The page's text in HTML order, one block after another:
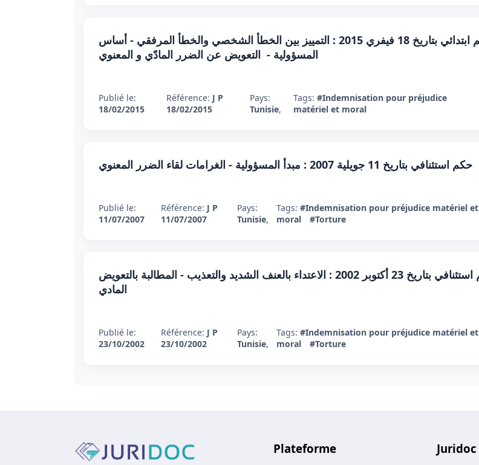
حكم ابتدائي بتاريخ 18 فيفري 2015 : التمييز بين الخطأ الشخصي والخطأ المرفقي - أساس
المسؤولية - التعويض عن الضرر المادّي و المعنوي
Publié le:
18/02/2015
Référence: J P
18/02/2015
Pays:
Tunisie,
Tags: #Indemnisation pour préjudice
matériel et moral
حكم استئنافي بتاريخ 11 جويلية 2007 : مبدأ المسؤولية - الغرامات لقاء الضرر المعنوي
Publié le:
11/07/2007
Référence: J P
11/07/2007
Pays:
Tunisie,
Tags:#Indemnisation pour préjudice matériel et
moral
#Torture
حكم استئنافي بتاريخ 23 أكتوبر 2002 : الاعتداء بالعنف الشديد والتعذيب - المطالبة بالتعويض
المادي
Publié le:
23/10/2002
Référence: J P
23/10/2002
Pays:
Tunisie,
Tags:#Indemnisation pour préjudice matériel et
moral
#Torture
Plateforme Juridoc